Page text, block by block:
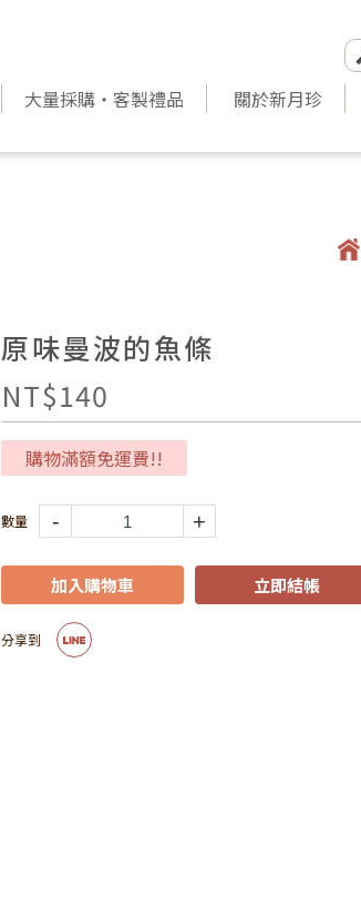
大量採購‧客製禮品 關於新月珍
原味曼波的魚條
NT$140
購物滿額免運費!!
- +
加入購物車 立即結帳